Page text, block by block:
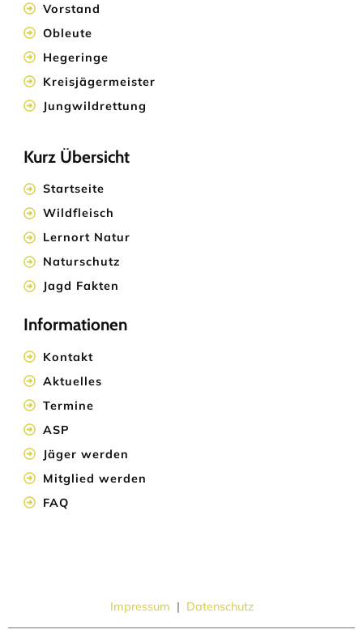
Vorstand
Obleute
Hegeringe
Kreisjägermeister
Jungwildrettung
Kurz Übersicht
Startseite
Wildfleisch
Lernort Natur
Naturschutz
Jagd Fakten
Informationen
Kontakt
Aktuelles
Termine
ASP
Jäger werden
Mitglied werden
FAQ
Impressum | Datenschutz